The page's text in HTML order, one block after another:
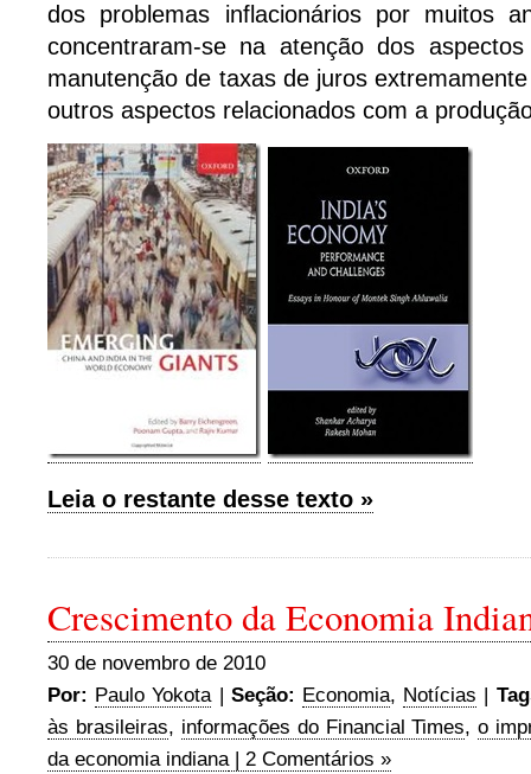
dos problemas inflacionários por muitos
concentraram-se na atenção dos
manutenção de taxas de juros
outros aspectos relacionados com a
Leia o restante desse texto »
Crescimento da Economia
30 de novembro de 2010
Por: Paulo Yokota| Seção: Economia, Notícias |
às brasileiras, informações do Financial Times,o
da economia indiana| 2 Comentários »